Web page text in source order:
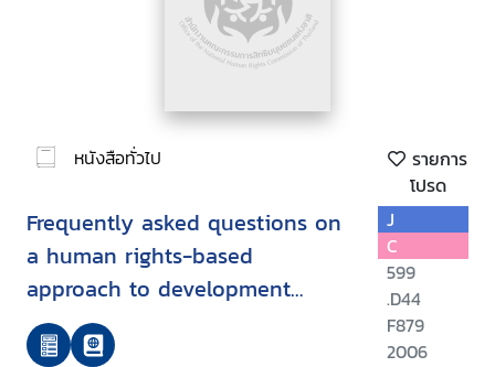
หนังสือทั่วไป
รายการ
โปรด
Frequently asked questions on
a human rights-based
approach to development
cooperation
J
C
599
.D44
F879
2006